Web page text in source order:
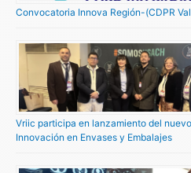
Convocatoria Innova Región-(CDPR
Vriic participa en lanzamiento del
Innovación en Envases y Embalajes